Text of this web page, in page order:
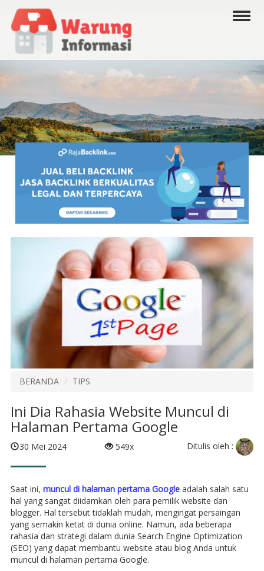
BERANDA TIPS
Ini Dia Rahasia Website Muncul di
Halaman Pertama Google
30 Mei 2024 549x Ditulis oleh :
Saat ini, muncul di halaman pertama Googleadalah salah satu
hal yang sangat diidamkan oleh para pemilik website dan
blogger. Hal tersebut tidaklah mudah, mengingat persaingan
yang semakin ketat di dunia online. Namun, ada beberapa
rahasia dan strategi dalam dunia Search Engine Optimization
(SEO) yang dapat membantu website atau blog Anda untuk
muncul di halaman pertama Google.